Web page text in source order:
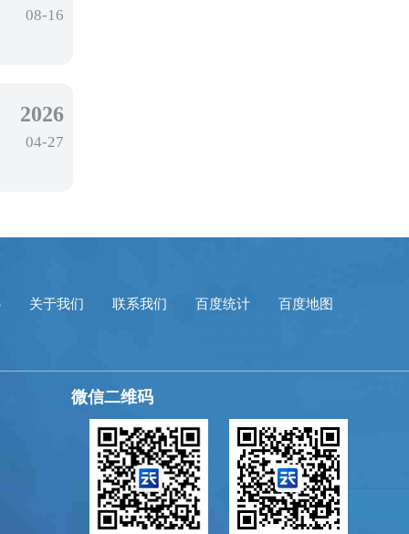
08-16
2026
04-27
关于我们 联系我们 百度统计 百度地图
微信二维码